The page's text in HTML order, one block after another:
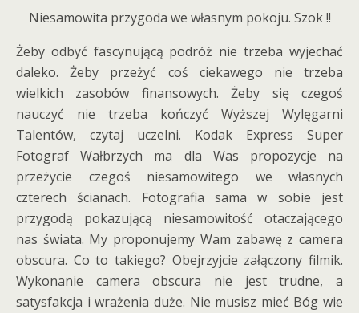
Niesamowita przygoda we własnym pokoju. Szok !!
Żeby odbyć fascynującą podróż nie trzeba wyjechać
daleko. Żeby przeżyć coś ciekawego nie trzeba
wielkich zasobów finansowych. Żeby się czegoś
nauczyć nie trzeba kończyć Wyższej Wylęgarni
Talentów, czytaj uczelni. Kodak Express Super
Fotograf Wałbrzych ma dla Was propozycje na
przeżycie czegoś niesamowitego we własnych
czterech ścianach. Fotografia sama w sobie jest
przygodą pokazującą niesamowitość otaczającego
nas świata. My proponujemy Wam zabawę z camera
obscura. Co to takiego? Obejrzyjcie załączony filmik.
Wykonanie camera obscura nie jest trudne, a
satysfakcja i wrażenia duże. Nie musisz mieć Bóg wie